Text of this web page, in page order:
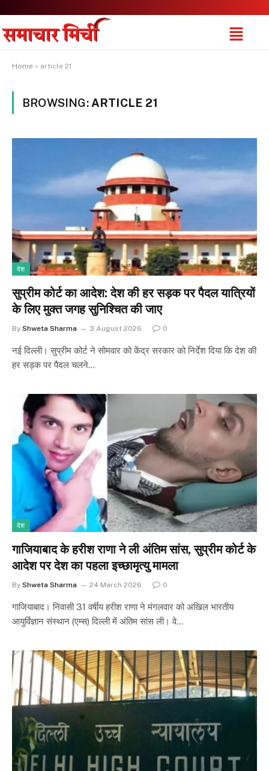
Home » article 21
BROWSING: ARTICLE 21
देश
सुप्रीम कोर्ट का आदेश: देश की हर सड़क पर पैदल यात्रियों
के लिए मुक्त जगह सुनिश्चित की जाए
By Shweta Sharma 3 August 2026 0
नई दिल्ली। सुप्रीम कोर्ट ने सोमवार को केंद्र सरकार को निर्देश दिया कि देश की
हर सड़क पर पैदल चलने…
देश
गाजियाबाद के हरीश राणा ने ली अंतिम सांस, सुप्रीम कोर्ट के
आदेश पर देश का पहला इच्छामृत्यु मामला
By Shweta Sharma 24 March 2026 0
गाजियाबाद। निवासी 31 वर्षीय हरीश राणा ने मंगलवार को अखिल भारतीय
आयुर्विज्ञान संस्थान (एम्स) दिल्ली में अंतिम सांस ली। वे…